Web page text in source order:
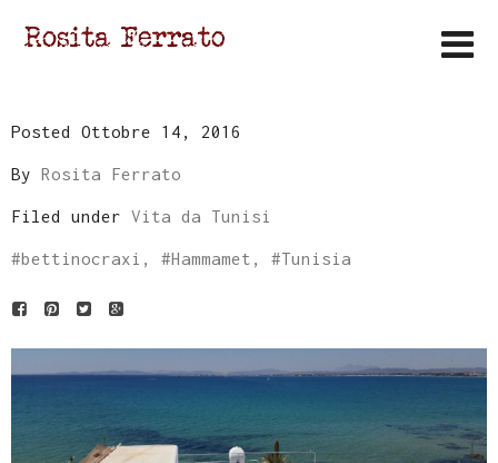
Posted Ottobre 14, 2016
By Rosita Ferrato
Filed under Vita da Tunisi
#bettinocraxi , #Hammamet , #Tunisia